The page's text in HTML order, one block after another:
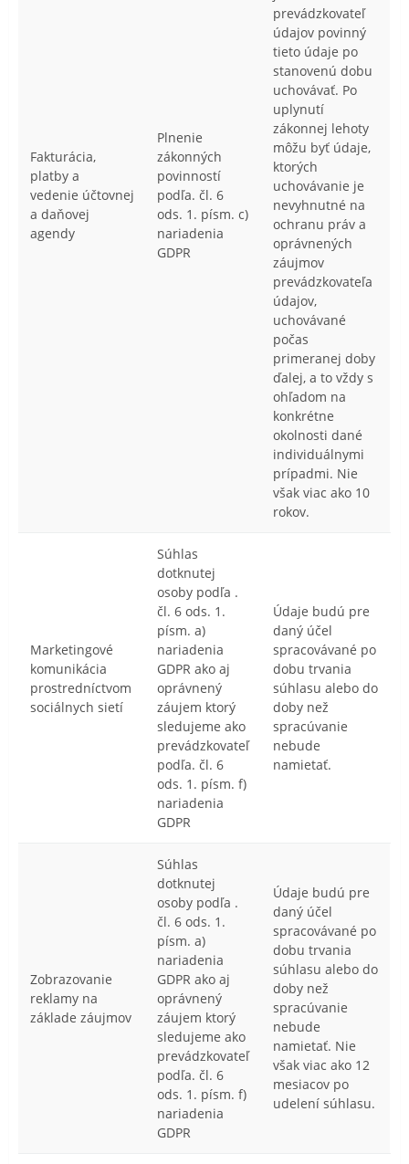
Fakturácia,
platby a
vedenie účtovnej
a daňovej
agendy
Plnenie
zákonných
povinností
podľa. čl. 6
ods. 1. písm. c)
nariadenia
GDPR
prevádzkovateľ
údajov povinný
tieto údaje po
stanovenú dobu
uchovávať. Po
uplynutí
zákonnej lehoty
môžu byť údaje,
ktorých
uchovávanie je
nevyhnutné na
ochranu práv a
oprávnených
záujmov
prevádzkovateľa
údajov,
uchovávané
počas
primeranej doby
ďalej, a to vždy s
ohľadom na
konkrétne
okolnosti dané
individuálnymi
prípadmi. Nie
však viac ako 10
rokov.
Marketingové
komunikácia
prostredníctvom
sociálnych sietí
Súhlas
dotknutej
osoby podľa .
čl. 6 ods. 1.
písm. a)
nariadenia
GDPR ako aj
oprávnený
záujem ktorý
sledujeme ako
prevádzkovateľ
podľa. čl. 6
ods. 1. písm. f)
nariadenia
GDPR
Údaje budú pre
daný účel
spracovávané po
dobu trvania
súhlasu alebo do
doby než
spracúvanie
nebude
namietať.
Zobrazovanie
reklamy na
základe záujmov
Súhlas
dotknutej
osoby podľa .
čl. 6 ods. 1.
písm. a)
nariadenia
GDPR ako aj
oprávnený
záujem ktorý
sledujeme ako
prevádzkovateľ
podľa. čl. 6
ods. 1. písm. f)
nariadenia
GDPR
Údaje budú pre
daný účel
spracovávané po
dobu trvania
súhlasu alebo do
doby než
spracúvanie
nebude
namietať. Nie
však viac ako 12
mesiacov po
udelení súhlasu.